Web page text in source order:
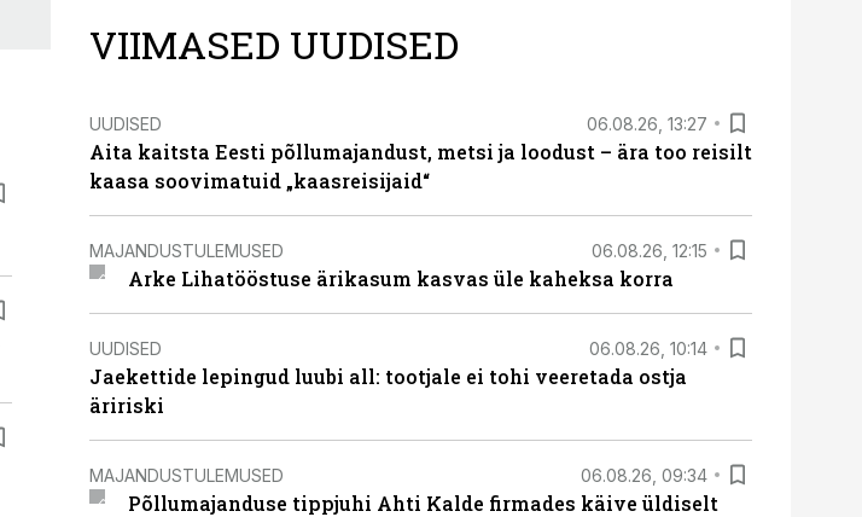
VIIMASED UUDISED
UUDISED 06.08.26, 13:27
Aita kaitsta Eesti põllumajandust, metsi ja loodust – ära too reisilt
kaasa soovimatuid „kaasreisijaid“
MAJANDUSTULEMUSED 06.08.26, 12:15
Arke Lihatööstuse ärikasum kasvas üle kaheksa korra
UUDISED 06.08.26, 10:14
Jaekettide lepingud luubi all: tootjale ei tohi veeretada ostja
äririski
MAJANDUSTULEMUSED 06.08.26, 09:34
Põllumajanduse tippjuhi Ahti Kalde firmades käive üldiselt